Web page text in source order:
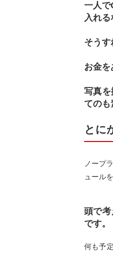
一人で
入れる
そうす
お金を
写真
ての
とに
ノープ
ュール
頭で
です。
何も予